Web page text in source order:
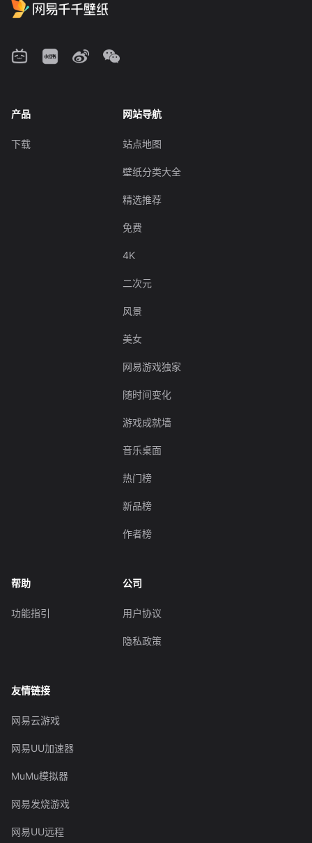
产品
下载
网站导航
站点地图
壁纸分类大全
精选推荐
免费
4K
二次元
风景
美女
网易游戏独家
随时间变化
游戏成就墙
音乐桌面
热门榜
新品榜
作者榜
帮助
功能指引
公司
用户协议
隐私政策
友情链接
网易云游戏
网易UU加速器
MuMu模拟器
网易发烧游戏
网易UU远程